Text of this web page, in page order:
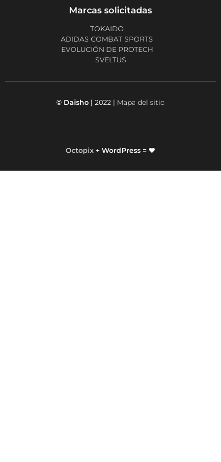
Marcas solicitadas
TOKAIDO
ADIDAS COMBAT SPORTS
EVOLUCIÓN DE PROTECH
SVELTUS
© Daisho | 2022 | Mapa del sitio
Octopix + WordPress = ❤